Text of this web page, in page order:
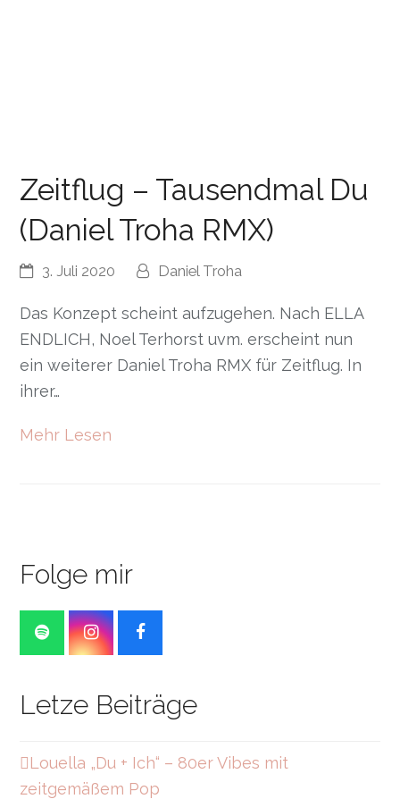
Zeitflug – Tausendmal Du
(Daniel Troha RMX)
3. Juli 2020 Daniel Troha
Das Konzept scheint aufzugehen. Nach ELLA
ENDLICH, Noel Terhorst uvm. erscheint nun
ein weiterer Daniel Troha RMX für Zeitflug. In
ihrer…
Mehr Lesen
Folge mir
S
p
i
I
n
a
a
m
F
a
b
k
Letze Beiträge
Louella „Du + Ich“ – 80er Vibes mit
zeitgemäßem Pop